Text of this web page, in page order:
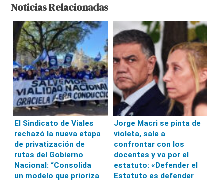
Noticias Relacionadas
El Sindicato de Viales
rechazó la nueva etapa
de privatización de
rutas del Gobierno
Nacional: “Consolida
un modelo que prioriza
Jorge Macri se pinta de
violeta, sale a
confrontar con los
docentes y va por el
estatuto: «Defender el
Estatuto es defender